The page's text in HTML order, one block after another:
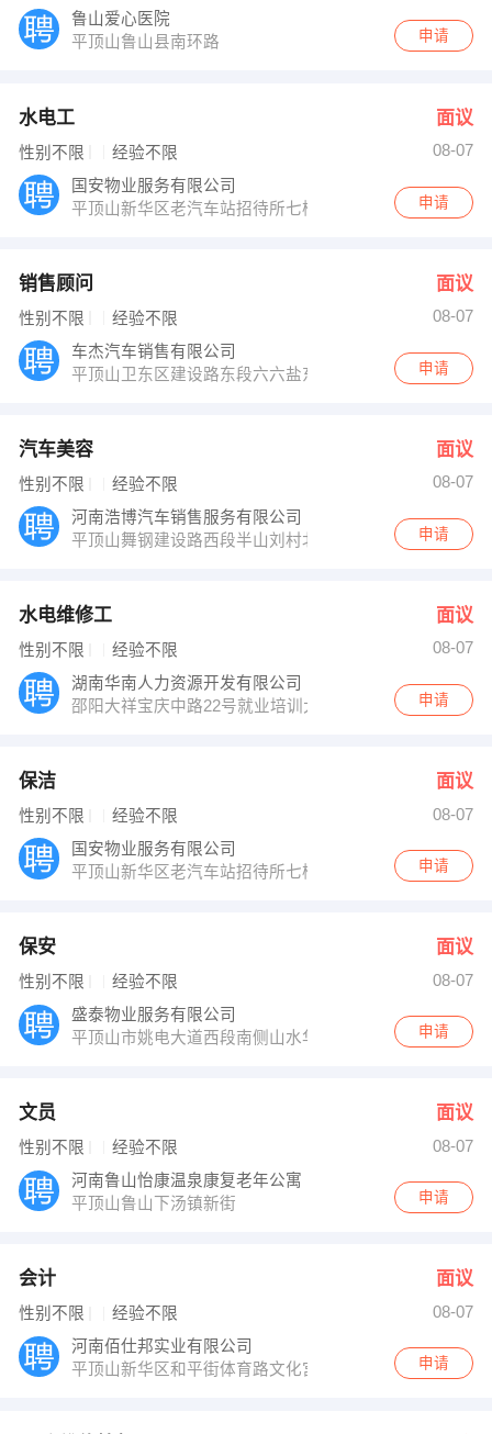
鲁山爱心医院
平顶山鲁山县南环路
申请
水电工 面议
性别不限 经验不限
08-07
国安物业服务有限公司
平顶山新华区老汽车站招待所七楼
申请
销售顾问 面议
性别不限 经验不限
08-07
车杰汽车销售有限公司
平顶山卫东区建设路东段六六盐东一公里路北
申请
汽车美容 面议
性别不限 经验不限
08-07
河南浩博汽车销售服务有限公司
平顶山舞钢建设路西段半山刘村北原铁山乡客运站院内
申请
水电维修工 面议
性别不限 经验不限
08-07
湖南华南人力资源开发有限公司
邵阳大祥宝庆中路22号就业培训大楼后栋6楼
申请
保洁 面议
性别不限 经验不限
08-07
国安物业服务有限公司
平顶山新华区老汽车站招待所七楼
申请
保安 面议
性别不限 经验不限
08-07
盛泰物业服务有限公司
平顶山市姚电大道西段南侧山水华庭物业服务中心
申请
文员 面议
性别不限 经验不限
08-07
河南鲁山怡康温泉康复老年公寓
平顶山鲁山下汤镇新街
申请
会计 面议
性别不限 经验不限
08-07
河南佰仕邦实业有限公司
平顶山新华区和平街体育路文化宫东门对面三楼申请